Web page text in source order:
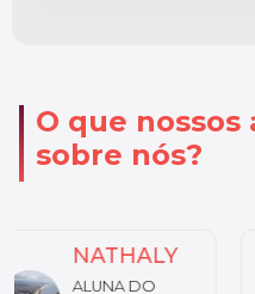
O que
sobre nós?
MARIA
LUIZA